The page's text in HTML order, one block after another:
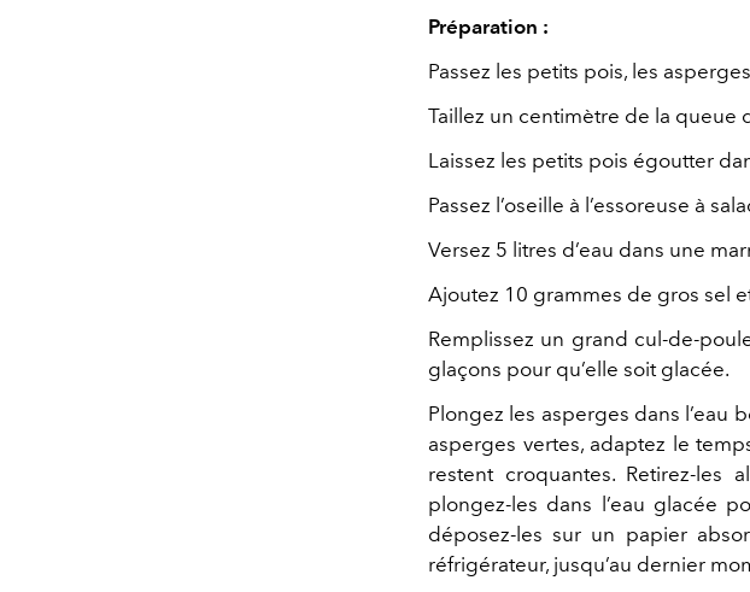
Préparation :
Passez les petits pois, les
Taillez un centimètre de la queue
Laissez les petits pois égoutter
Passez l’oseille à l’essoreuse à
Versez 5 litres d’eau dans une
Ajoutez 10 grammes de gros sel
Remplissez un grand cul-de-
glaçons pour qu’elle soit glacée.
Plongez les asperges dans l’eau
asperges vertes, adaptez le
restent croquantes. Retirez-les
plongez-les dans l’eau glacée
déposez-les sur un papier
réfrigérateur, jusqu’au dernier